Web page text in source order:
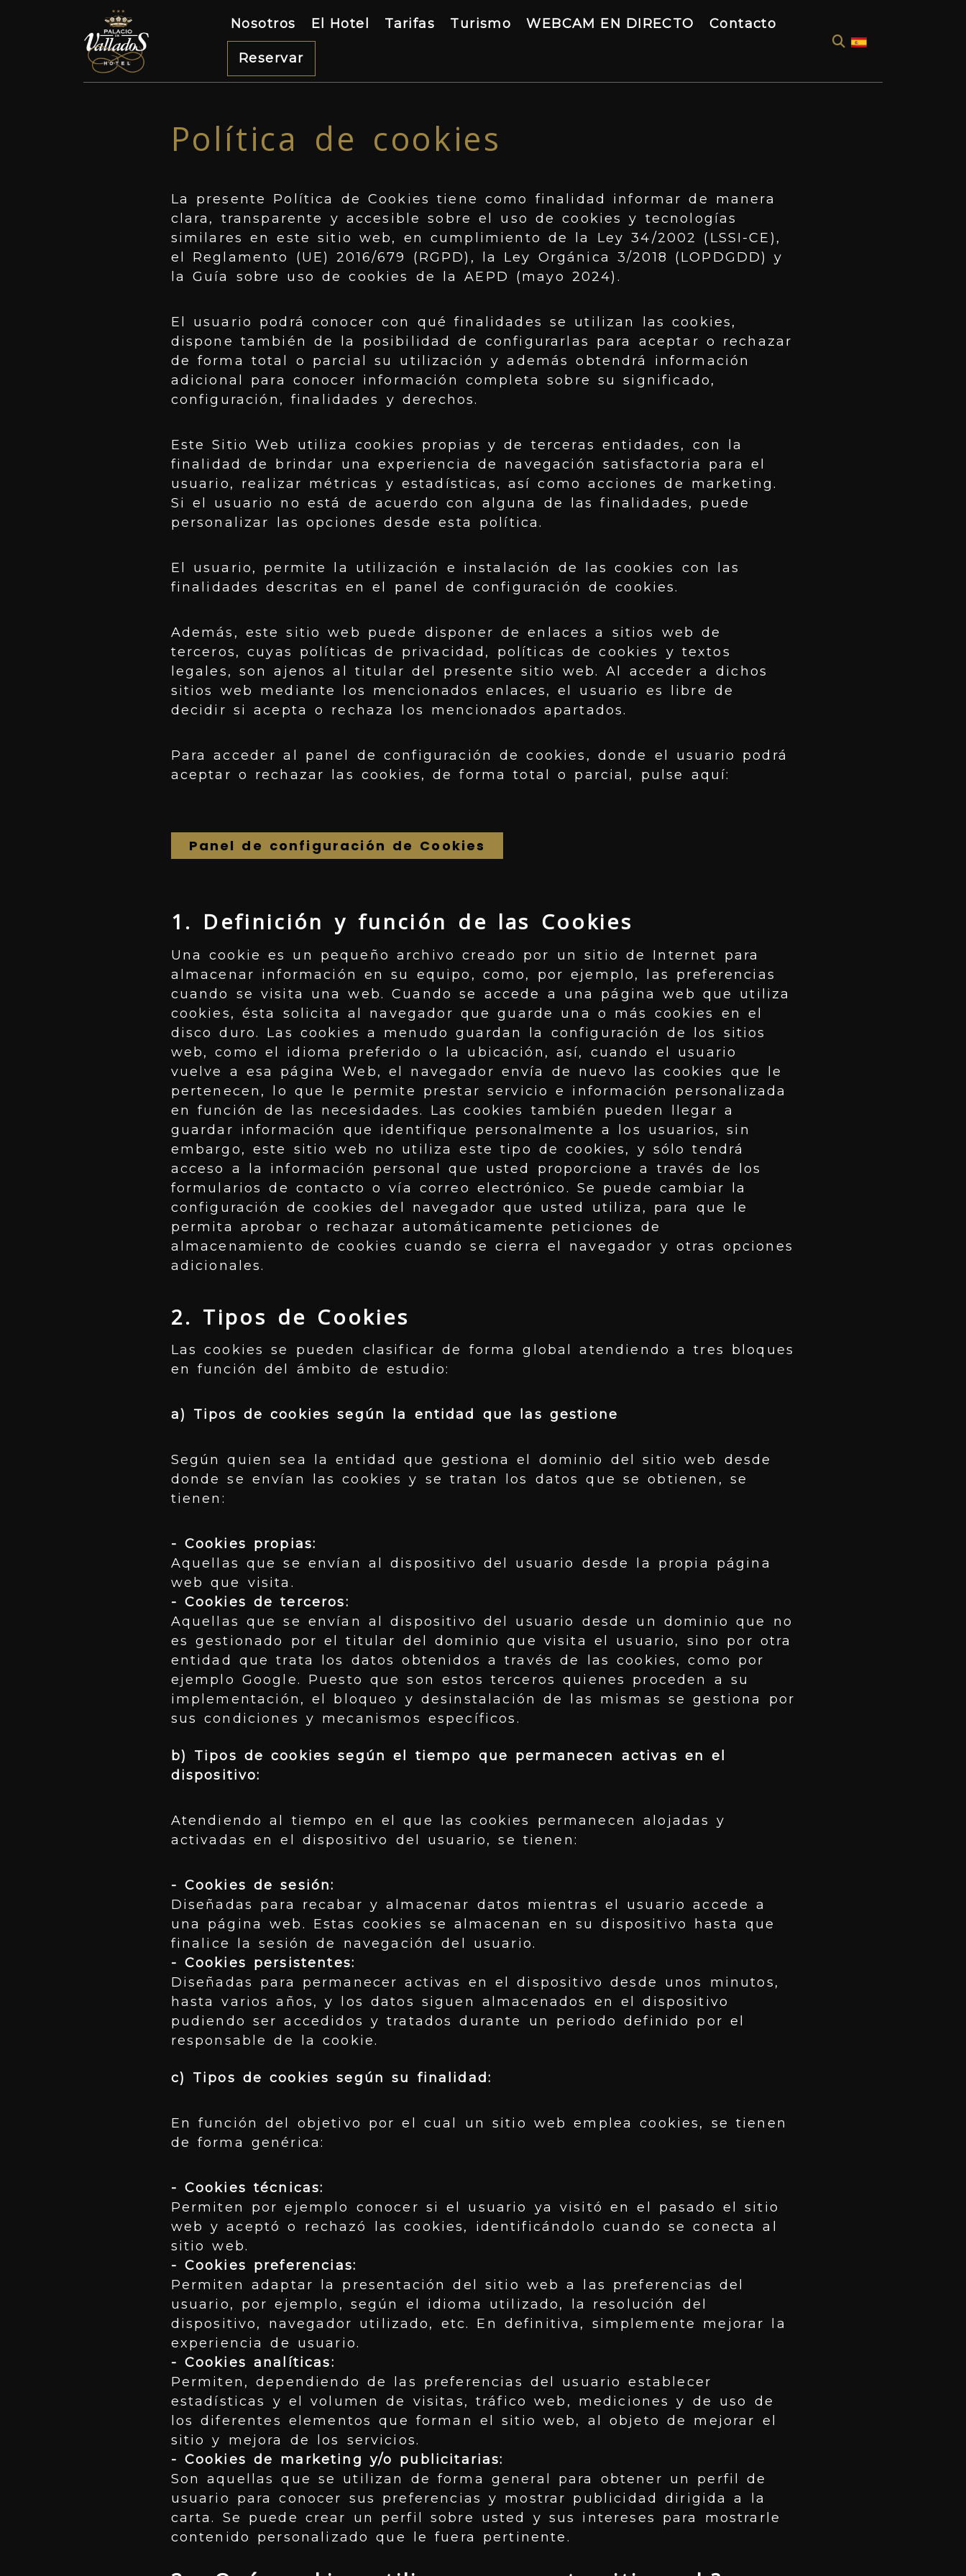
Nosotros El Hotel Tarifas Turismo WEBCAM EN DIRECTO Contacto
Reservar
Política de cookies
La presente Política de Cookies tiene como finalidad informar de manera
clara, transparente y accesible sobre el uso de cookies y tecnologías
similares en este sitio web, en cumplimiento de la Ley 34/2002 (LSSI-CE),
el Reglamento (UE) 2016/679 (RGPD), la Ley Orgánica 3/2018 (LOPDGDD) y
la Guía sobre uso de cookies de la AEPD (mayo 2024).
El usuario podrá conocer con qué finalidades se utilizan las cookies,
dispone también de la posibilidad de configurarlas para aceptar o rechazar
de forma total o parcial su utilización y además obtendrá información
adicional para conocer información completa sobre su significado,
configuración, finalidades y derechos.
Este Sitio Web utiliza cookies propias y de terceras entidades, con la
finalidad de brindar una experiencia de navegación satisfactoria para el
usuario, realizar métricas y estadísticas, así como acciones de marketing.
Si el usuario no está de acuerdo con alguna de las finalidades, puede
personalizar las opciones desde esta política.
El usuario, permite la utilización e instalación de las cookies con las
finalidades descritas en el panel de configuración de cookies.
Además, este sitio web puede disponer de enlaces a sitios web de
terceros, cuyas políticas de privacidad, políticas de cookies y textos
legales, son ajenos al titular del presente sitio web. Al acceder a dichos
sitios web mediante los mencionados enlaces, el usuario es libre de
decidir si acepta o rechaza los mencionados apartados.
Para acceder al panel de configuración de cookies, donde el usuario podrá
aceptar o rechazar las cookies, de forma total o parcial, pulse aquí:
Panel de configuración de Cookies
1. Definición y función de las Cookies
Una cookie es un pequeño archivo creado por un sitio de Internet para
almacenar información en su equipo, como, por ejemplo, las preferencias
cuando se visita una web. Cuando se accede a una página web que utiliza
cookies, ésta solicita al navegador que guarde una o más cookies en el
disco duro. Las cookies a menudo guardan la configuración de los sitios
web, como el idioma preferido o la ubicación, así, cuando el usuario
vuelve a esa página Web, el navegador envía de nuevo las cookies que le
pertenecen, lo que le permite prestar servicio e información personalizada
en función de las necesidades. Las cookies también pueden llegar a
guardar información que identifique personalmente a los usuarios, sin
embargo, este sitio web no utiliza este tipo de cookies, y sólo tendrá
acceso a la información personal que usted proporcione a través de los
formularios de contacto o vía correo electrónico. Se puede cambiar la
configuración de cookies del navegador que usted utiliza, para que le
permita aprobar o rechazar automáticamente peticiones de
almacenamiento de cookies cuando se cierra el navegador y otras opciones
adicionales.
2. Tipos de Cookies
Las cookies se pueden clasificar de forma global atendiendo a tres bloques
en función del ámbito de estudio:
a) Tipos de cookies según la entidad que las gestione
Según quien sea la entidad que gestiona el dominio del sitio web desde
donde se envían las cookies y se tratan los datos que se obtienen, se
tienen:
- Cookies propias:
Aquellas que se envían al dispositivo del usuario desde la propia página
web que visita.
- Cookies de terceros:
Aquellas que se envían al dispositivo del usuario desde un dominio que no
es gestionado por el titular del dominio que visita el usuario, sino por otra
entidad que trata los datos obtenidos a través de las cookies, como por
ejemplo Google. Puesto que son estos terceros quienes proceden a su
implementación, el bloqueo y desinstalación de las mismas se gestiona por
sus condiciones y mecanismos específicos.
b) Tipos de cookies según el tiempo que permanecen activas en el
dispositivo:
Atendiendo al tiempo en el que las cookies permanecen alojadas y
activadas en el dispositivo del usuario, se tienen:
- Cookies de sesión:
Diseñadas para recabar y almacenar datos mientras el usuario accede a
una página web. Estas cookies se almacenan en su dispositivo hasta que
finalice la sesión de navegación del usuario.
- Cookies persistentes:
Diseñadas para permanecer activas en el dispositivo desde unos minutos,
hasta varios años, y los datos siguen almacenados en el dispositivo
pudiendo ser accedidos y tratados durante un periodo definido por el
responsable de la cookie.
c) Tipos de cookies según su finalidad:
En función del objetivo por el cual un sitio web emplea cookies, se tienen
de forma genérica:
- Cookies técnicas:
Permiten por ejemplo conocer si el usuario ya visitó en el pasado el sitio
web y aceptó o rechazó las cookies, identificándolo cuando se conecta al
sitio web.
- Cookies preferencias:
Permiten adaptar la presentación del sitio web a las preferencias del
usuario, por ejemplo, según el idioma utilizado, la resolución del
dispositivo, navegador utilizado, etc. En definitiva, simplemente mejorar la
experiencia de usuario.
- Cookies analíticas:
Permiten, dependiendo de las preferencias del usuario establecer
estadísticas y el volumen de visitas, tráfico web, mediciones y de uso de
los diferentes elementos que forman el sitio web, al objeto de mejorar el
sitio y mejora de los servicios.
- Cookies de marketing y/o publicitarias:
Son aquellas que se utilizan de forma general para obtener un perfil de
usuario para conocer sus preferencias y mostrar publicidad dirigida a la
carta. Se puede crear un perfil sobre usted y sus intereses para mostrarle
contenido personalizado que le fuera pertinente.